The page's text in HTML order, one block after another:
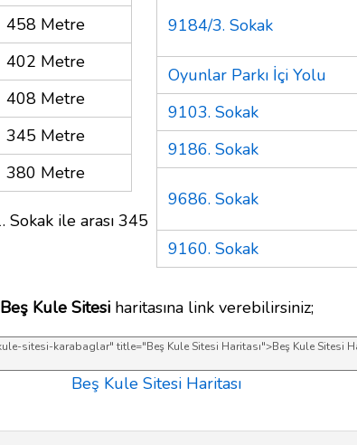
458 Metre
402 Metre
408 Metre
345 Metre
380 Metre
Sokak ile arası 345
9184/3. Sokak
Oyunlar Parkı İçi Yolu
9103. Sokak
9186. Sokak
9686. Sokak
9160. Sokak
Beş Kule Sitesiharitasına link verebilirsiniz;
Beş Kule Sitesi Haritası